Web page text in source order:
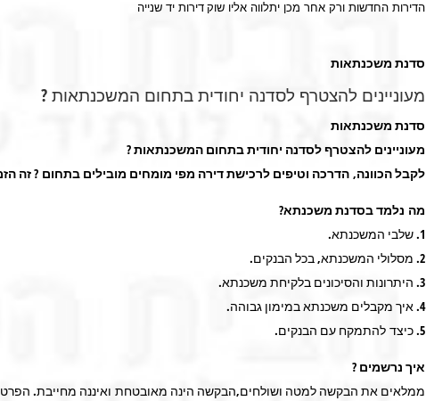
הדירות החדשות ורק אחר מכן יתלווה אליו שוק דירות יד שנייה
סדנת משכנתאות
מעוניינים להצטרף לסדנה יחודית בתחום המשכנתאות ?
סדנת משכנתאות
מעוניינים להצטרף לסדנה יחודית בתחום המשכנתאות ?
לקבל הכוונה, הדרכה וטיפים לרכישת דירה מפי מומחים מובילים בתחום ? זה
מה נלמד בסדנת משכנתא?
1. שלבי המשכנתא.
2. מסלולי המשכנתא, בכל הבנקים.
3. היתרונות והסיכונים בלקיחת משכנתא.
4. איך מקבלים משכנתא במימון גבוהה.
5. כיצד להתמקח עם הבנקים.
איך נרשמים ?
ממלאים את הבקשה למטה ושולחים,הבקשה הינה מאובטחת ואיננה מחייבת.